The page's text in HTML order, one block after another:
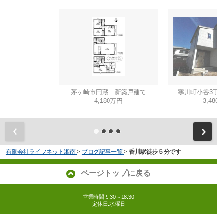
茅ヶ崎市円蔵 新築戸建て
4,180万円
寒川町小谷3
有限会社ライフネット湘南 > ブログ記事一覧 > 香川駅徒歩５分です
ページトップに戻る
営業時間:9:30～18:30
定休日:水曜日